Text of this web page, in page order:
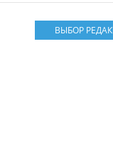
ВЫБОР